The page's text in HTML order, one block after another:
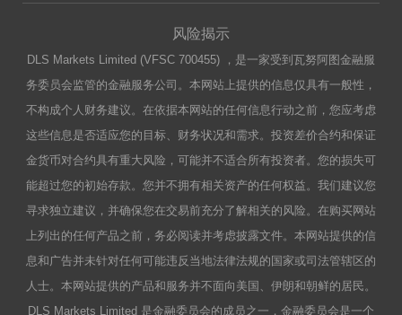
风险揭示
DLS Markets Limited (VFSC 700455) ，是一家受到瓦努阿图金融服
务委员会监管的金融服务公司。本网站上提供的信息仅具有一般性，
不构成个人财务建议。在依据本网站的任何信息行动之前，您应考虑
这些信息是否适应您的目标、财务状况和需求。投资差价合约和保证
金货币对合约具有重大风险，可能并不适合所有投资者。您的损失可
能超过您的初始存款。您并不拥有相关资产的任何权益。我们建议您
寻求独立建议，并确保您在交易前充分了解相关的风险。在购买网站
上列出的任何产品之前，务必阅读并考虑披露文件。本网站提供的信
息和广告并未针对任何可能违反当地法律法规的国家或司法管辖区的
人士。本网站提供的产品和服务并不面向美国、伊朗和朝鲜的居民。
DLS Markets Limited 是金融委员会的成员之一，金融委员会是一个